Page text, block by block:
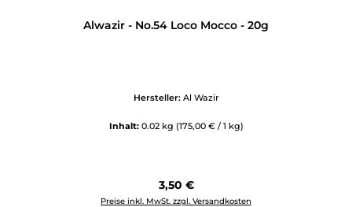
Alwazir - No.54 Loco Mocco - 20g
Hersteller: Al Wazir
Inhalt: 0.02 kg (175,00 € / 1 kg)
Regulärer Preis:
3,50 €
Preise inkl. MwSt. zzgl. Versandkosten